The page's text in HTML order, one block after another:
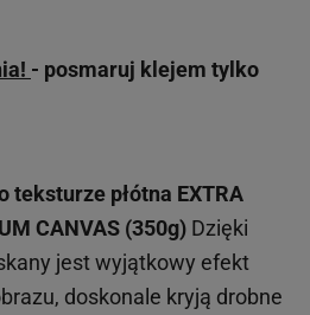
- posmaruj klejem tylko
teksturze płótna EXTRA
CANVAS (350g) Dzięki
jest wyjątkowy efekt
doskonale kryją drobne